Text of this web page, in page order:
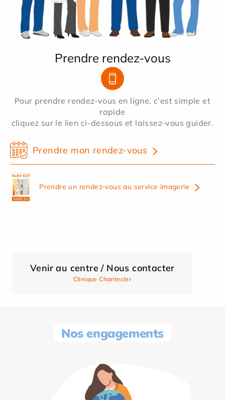
Prendre rendez-vous
Pour prendre rendez-vous en ligne, c'est simple et
rapide
cliquez sur le lien ci-dessous et laissez-vous guider.
Prendre mon rendez-vous
Prendre un rendez-vous au service imagerie
Venir au centre / Nous contacter
Clinique Chantecler
Nos engagements